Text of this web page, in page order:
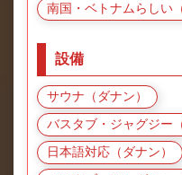
南国・ベトナムらしい
設備
サウナ（ダナン）
バスタブ・ジャグジー
日本語対応（ダナン）